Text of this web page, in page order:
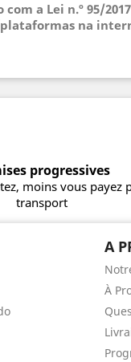
com a Lei n.º 95/
na
progressives
moins vous payez
transport
A
À